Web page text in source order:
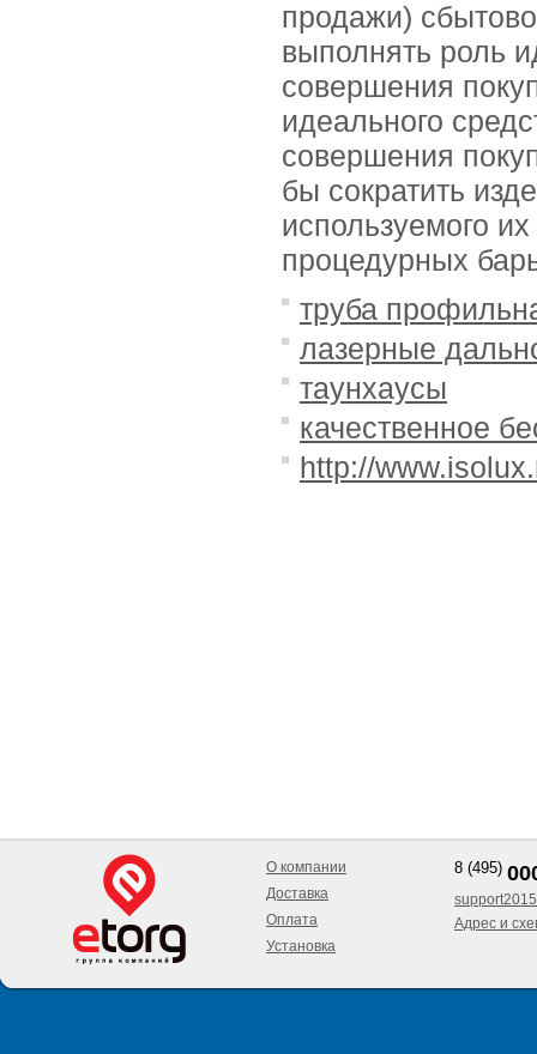
продажи)
выполнять роль
совершения
идеального
совершения
бы сократить
используемого
процедурных
труба
лазерные
таунхаусы
качественное
http://
О компании
Доставка
Оплата
Установка
8 (495)
Адрес и